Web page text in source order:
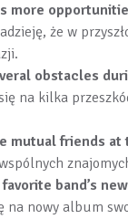
more
że w
obstacles
na kilka
mutual friends at
band’s
na nowy album